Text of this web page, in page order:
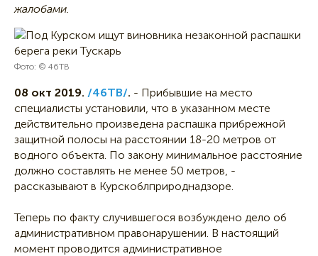
жалобами.
Фото: © 46ТВ
08 окт 2019. /46ТВ/. - Прибывшие на место
специалисты установили, что в указанном месте
действительно произведена распашка прибрежной
защитной полосы на расстоянии 18-20 метров от
водного объекта. По закону минимальное расстояние
должно составлять не менее 50 метров, -
рассказывают в Курскоблприроднадзоре.
Теперь по факту случившегося возбуждено дело об
административном правонарушении. В настоящий
момент проводится административное